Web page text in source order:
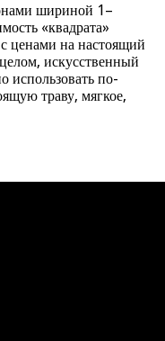
шириной 1–
«квадрата»
ценами на настоящий
искусственный
использовать по-
траву, мягкое,